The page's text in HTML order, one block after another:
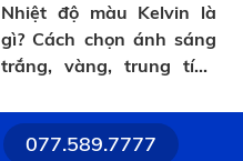
Nhiệt độ màu Kelvin là
gì? Cách chọn ánh sáng
trắng, vàng, trung tính
077.589.7777